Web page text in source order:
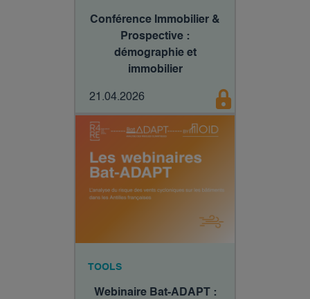
Conférence Immobilier &
Prospective :
démographie et
immobilier
21.04.2026
TOOLS
Webinaire Bat-ADAPT :